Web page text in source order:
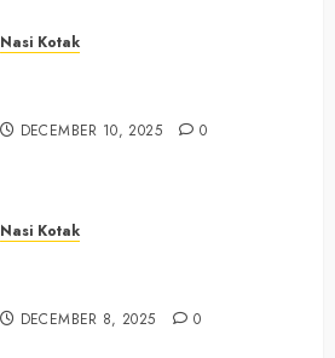
Nasi Kotak
DECEMBER 10, 2025 0
Nasi Kotak
DECEMBER 8, 2025 0